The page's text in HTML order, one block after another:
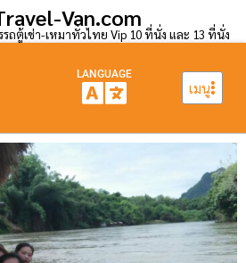
Van.com
รถตู้เช่า-เหมาทั่วไทย Vip 10 ที่นั่ง และ 13 ที่นั่ง
เมนู
LANGUAGE